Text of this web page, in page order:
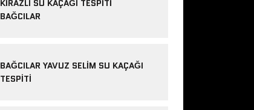
KIRAZLI SU KAÇAĞI TESPITI
BAĞCILAR
BAĞCILAR YAVUZ SELIM SU KAÇAĞI
TESPITI